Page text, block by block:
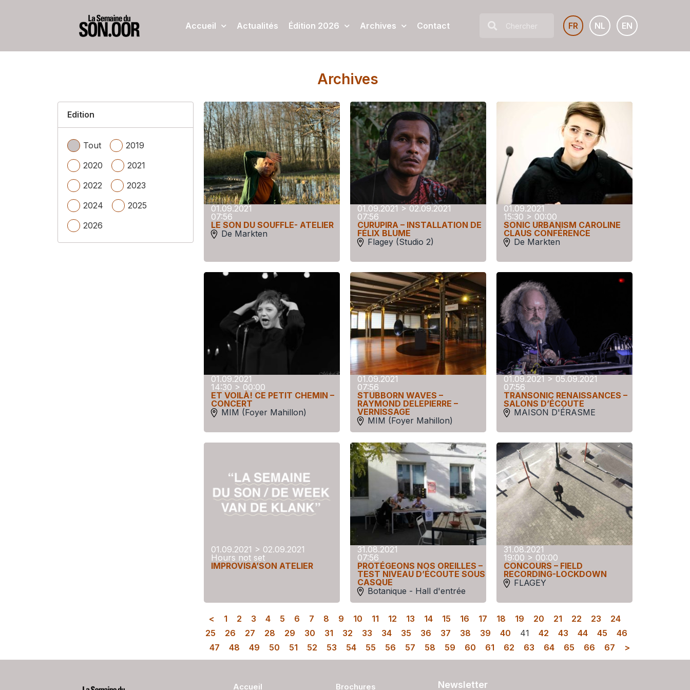
Accueil Actualités Édition 2026 Archives Contact FR NL EN
Archives
Edition
Tout
2019
2020
2021
2022
2023
2024
2025
2026
01.09.2021
07:56
LE SON DU SOUFFLE- ATELIER
De Markten
01.09.2021 > 02.09.2021
07:56
CURUPIRA – INSTALLATION DE
FÉLIX BLUME
Flagey (Studio 2)
01.09.2021
15:30 > 00:00
SONIC URBANISM CAROLINE
CLAUS CONFÉRENCE
De Markten
01.09.2021
14:30 > 00:00
ET VOILÀ! CE PETIT CHEMIN –
CONCERT
MIM (Foyer Mahillon)
01.09.2021
07:56
STUBBORN WAVES –
RAYMOND DELEPIERRE –
VERNISSAGE
MIM (Foyer Mahillon)
01.09.2021 > 05.09.2021
07:56
TRANSONIC RENAISSANCES –
SALONS D’ÉCOUTE
MAISON D'ÉRASME
01.09.2021 > 02.09.2021
Hours not set
IMPROVISA’SON ATELIER
31.08.2021
07:56
PROTÉGEONS NOS OREILLES –
TEST NIVEAU D’ÉCOUTE SOUS
CASQUE
Botanique - Hall d'entrée
31.08.2021
19:00 > 00:00
CONCOURS – FIELD
RECORDING-LOCKDOWN
FLAGEY
< 1 2 3 4 5 6 7 8 9 10 11 12 13 14 15 16 17 18 19 20 21 22 23
24
25
26 27 28 29 30 31 32 33 34 35 36 37 38 39 40 41 42 43 44 45
46
47
48 49 50 51 52 53 54 55 56 57 58 59 60 61 62 63 64 65 66 67 >
Accueil Brochures Newsletter